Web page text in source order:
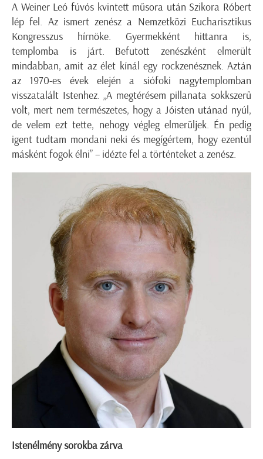
A Weiner Leó fúvós kvintett műsora után Szikora Róbert
lép fel. Az ismert zenész a Nemzetközi Eucharisztikus
Kongresszus hírnöke. Gyermekként hittanra is,
templomba is járt. Befutott zenészként elmerült
mindabban, amit az élet kínál egy rockzenésznek. Aztán
az 1970-es évek elején a siófoki nagytemplomban
visszatalált Istenhez. „A megtérésem pillanata sokkszerű
volt, mert nem természetes, hogy a Jóisten utánad nyúl,
de velem ezt tette, nehogy végleg elmerüljek. Én pedig
igent tudtam mondani neki és megígértem, hogy ezentúl
másként fogok élni” – idézte fel a történteket a zenész.
Istenélmény sorokba zárva